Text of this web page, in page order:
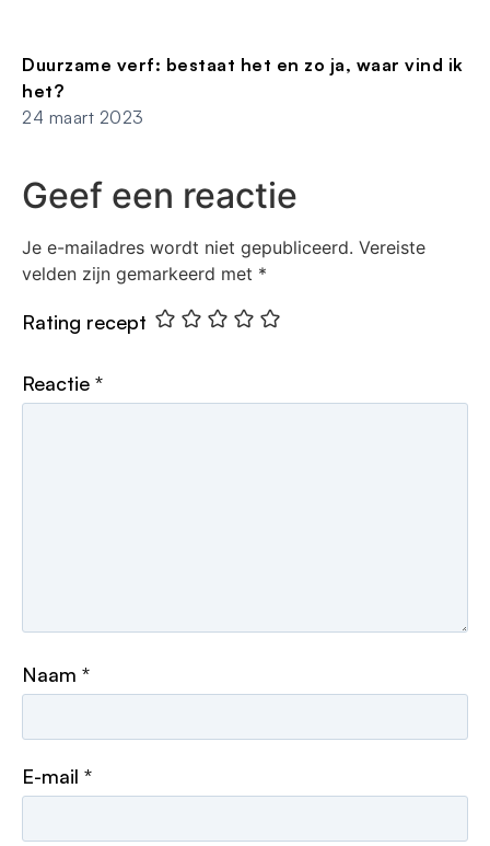
Duurzame verf: bestaat het en zo ja, waar vind ik
het?
24 maart 2023
Geef een reactie
Je e-mailadres wordt niet gepubliceerd. Vereiste
velden zijn gemarkeerd met *
Rating recept
Reactie *
Naam *
E-mail *